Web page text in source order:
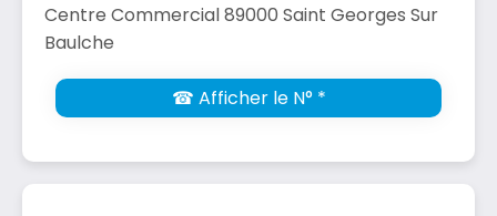
Centre Commercial 89000 Saint Georges Sur
Baulche
☎ Afficher le N° *